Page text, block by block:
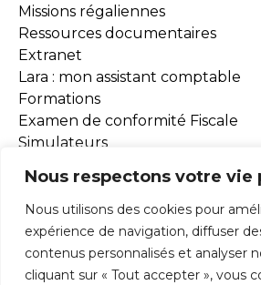
Nous respectons votre vie
Nous utilisons des cookies pour
expérience de navigation, diffuser
contenus personnalisés et analyser
cliquant sur « Tout accepter », vous
Missions régaliennes
Ressources documentaires
Extranet
Lara : mon assistant comptable
Formations
Examen de conformité Fiscale
Simulateurs
ADHESION
ACTUALITÉS